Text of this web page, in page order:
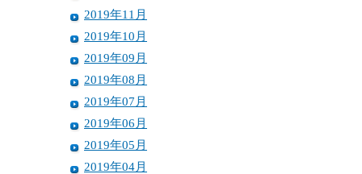
2019年11月
2019年10月
2019年09月
2019年08月
2019年07月
2019年06月
2019年05月
2019年04月